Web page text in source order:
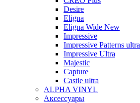
Desire
Eligna
Eligna Wide New
Impressive
Impressive Patterns ultra
Impressive Ultra
Majestic
Capture
Castle ultra
ALPHA VINYL
Аксессуары